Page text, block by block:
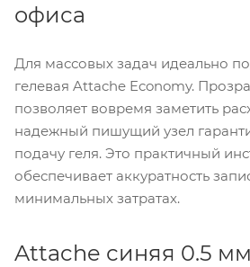
офиса
Для массовых задач идеально
гелевая Attache Economy.
позволяет вовремя заметить
надежный пишущий узел
подачу геля. Это практичный
обеспечивает аккуратность
минимальных затратах.
Attache синяя 0.5